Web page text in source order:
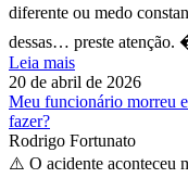
diferente ou medo
dessas… preste atenção.
Leia mais
20 de abril de 2026
Meu funcionário morreu
fazer?
Rodrigo Fortunato
⚠️ O acidente aconteceu